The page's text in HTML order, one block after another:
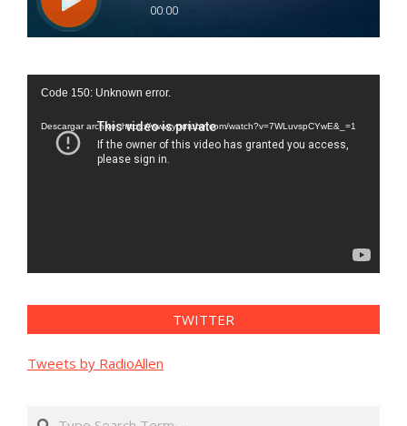
Reproductor
vídeo
Code 150: Unknown error.
Descargar archivo: https://www.youtube.com/watch?v=7WLuvspCYwE&_=1
TWITTER
Tweets by RadioAllen
Search